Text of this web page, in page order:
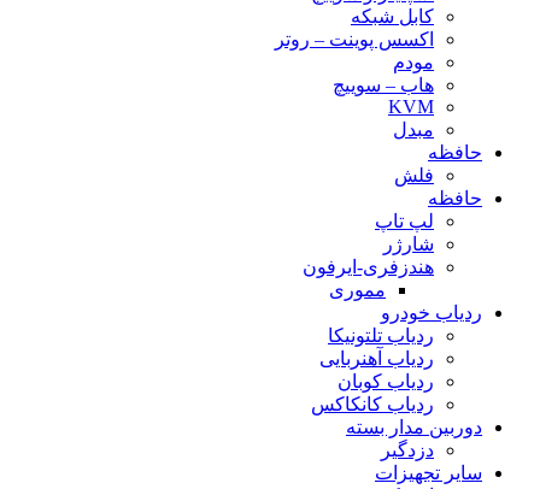
کابل شبکه
اکسس پوینت – روتر
مودم
هاب – سوییچ
KVM
مبدل
حافظه
فلش
حافظه
لپ تاپ
شارژر
هندزفری-ایرفون
مموری
ردیاب خودرو
ردیاب تلتونیکا
ردیاب آهنربایی
ردیاب کوبان
ردیاب کانکاکس
دوربین مدار بسته
دزدگیر
سایر تجهیزات